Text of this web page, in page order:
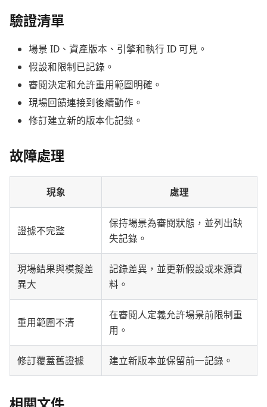
驗證清單
場景 ID、資產版本、引擎和執行 ID 可見。
假設和限制已記錄。
審閱決定和允許重用範圍明確。
現場回饋連接到後續動作。
修訂建立新的版本化記錄。
故障處理
現象 處理
證據不完整
保持場景為審閱狀態，並列出缺
失記錄。
現場結果與模擬差
異大
記錄差異，並更新假設或來源資
料。
重用範圍不清
在審閱人定義允許場景前限制重
用。
修訂覆蓋舊證據 建立新版本並保留前一記錄。